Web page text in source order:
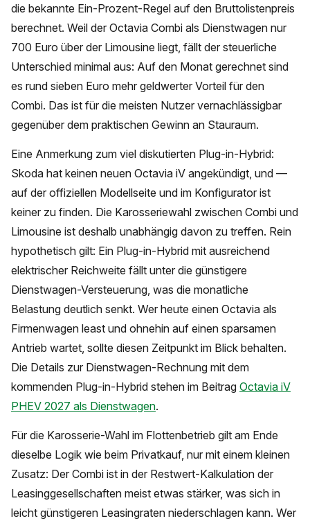
die bekannte Ein-Prozent-Regel auf den Bruttolistenpreis
berechnet. Weil der Octavia Combi als Dienstwagen nur
700 Euro über der Limousine liegt, fällt der steuerliche
Unterschied minimal aus: Auf den Monat gerechnet sind
es rund sieben Euro mehr geldwerter Vorteil für den
Combi. Das ist für die meisten Nutzer vernachlässigbar
gegenüber dem praktischen Gewinn an Stauraum.
Eine Anmerkung zum viel diskutierten Plug-in-Hybrid:
Skoda hat keinen neuen Octavia iV angekündigt, und —
auf der offiziellen Modellseite und im Konfigurator ist
keiner zu finden. Die Karosseriewahl zwischen Combi und
Limousine ist deshalb unabhängig davon zu treffen. Rein
hypothetisch gilt: Ein Plug-in-Hybrid mit ausreichend
elektrischer Reichweite fällt unter die günstigere
Dienstwagen-Versteuerung, was die monatliche
Belastung deutlich senkt. Wer heute einen Octavia als
Firmenwagen least und ohnehin auf einen sparsamen
Antrieb wartet, sollte diesen Zeitpunkt im Blick behalten.
Die Details zur Dienstwagen-Rechnung mit dem
kommenden Plug-in-Hybrid stehen im Beitrag Octavia iV
PHEV 2027 als Dienstwagen.
Für die Karosserie-Wahl im Flottenbetrieb gilt am Ende
dieselbe Logik wie beim Privatkauf, nur mit einem kleinen
Zusatz: Der Combi ist in der Restwert-Kalkulation der
Leasinggesellschaften meist etwas stärker, was sich in
leicht günstigeren Leasingraten niederschlagen kann. Wer